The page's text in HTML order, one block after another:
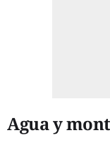
Agua y